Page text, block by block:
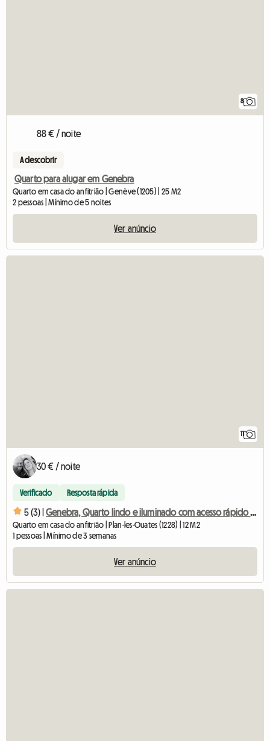
8
88 € / noite
A descobrir
Quarto para alugar em Genebra
Quarto em casa do anfitrião | Genève (1205) | 25 M2
2 pessoas | Mínimo de 5 noites
Ver anúncio
30 € / noite
Verificado Resposta rápida
5 (3) | Genebra, Quarto lindo e iluminado com acesso rápido ao centro e à estação de trem
Quarto em casa do anfitrião | Plan-les-Ouates (1228) | 12 M2
1 pessoas | Mínimo de 3 semanas
Ver anúncio